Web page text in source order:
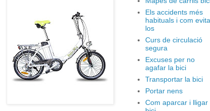
Els accidents més
habituals i com
los
Curs de circulació
segura
Excuses per no
agafar la bici
Transportar la bici
Portar nens
Com aparcar i lligar